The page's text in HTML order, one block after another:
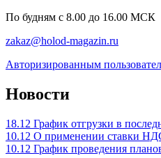
По будням c 8.00 до 16.00 МСК
zakaz@holod-magazin.ru
Авторизированным
Новости
18.12 График отгрузки в
10.12 О применении ставки
10.12 График проведения